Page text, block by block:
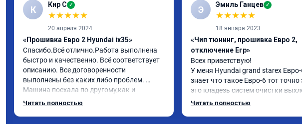
К Кир С ✓
★★★★★
20 апреля 2024
«Прошивка Евро 2 Hyundai ix35»
Спасибо.Всё отлично.Работа выполнена
быстро и качественно. Всё соответствует
описанию. Все договоренности
выполнены без каких либо проблем.
Машина поехала по другому,как и
обещали. Всё понравилось. Рекомендую
Читать полностью
Э Эмиль Ганцев ✓
★★★★★
18 января 2023
«Чип тюнинг, прошивка Евро 2,
отключение Егр»
Всех приветствую!
У меня Hyundai grand starex
знает что такое Евро-6 тот точно
это кладезь систем очистки
газов, там и ЕГР и мочевина,
Читать полностью